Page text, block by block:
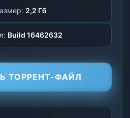
2,2 Гб
Build 16462632
ТОРРЕНТ-ФАЙЛ